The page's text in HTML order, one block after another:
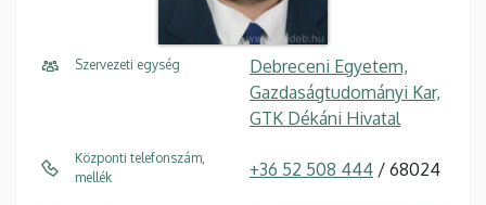
Szervezeti egység
Debreceni Egyetem,
Gazdaságtudományi Kar,
GTK Dékáni Hivatal
Központi telefonszám,
mellék
+36 52 508 444 / 68024